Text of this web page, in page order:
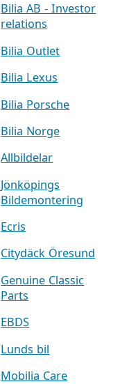
Bilia AB - Investor
relations
Bilia Outlet
Bilia Lexus
Bilia Porsche
Bilia Norge
Allbildelar
Jönköpings
Bildemontering
Ecris
Citydäck Öresund
Genuine Classic
Parts
EBDS
Lunds bil
Mobilia Care